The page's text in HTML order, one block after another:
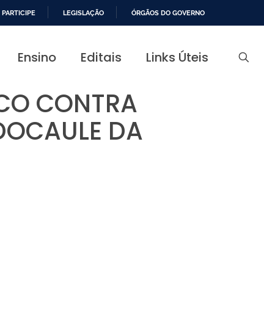
PARTICIPE LEGISLAÇÃO ÓRGÃOS DO GOVERNO
Ensino Editais Links Úteis
CONTRA
DA